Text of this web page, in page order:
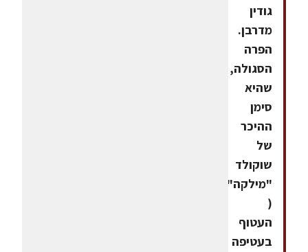
גודין
מדרבן.
הפרה
הסגולה,
שהיא
סימן
ההיכר
של
שוקולד
"מילקה"
(
העטוף
בעטיפה